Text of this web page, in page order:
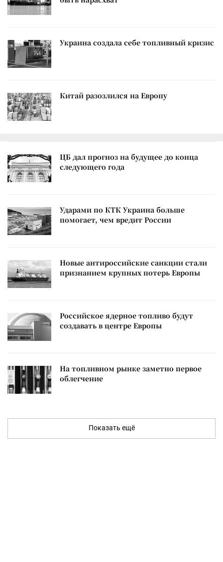
Украина создала себе топливный кризис
Китай разозлился на Европу
ЦБ дал прогноз на будущее до конца
следующего года
Ударами по КТК Украина больше
помогает, чем вредит России
Новые антироссийские санкции стали
признанием крупных потерь Европы
Российское ядерное топливо будут
создавать в центре Европы
На топливном рынке заметно первое
облегчение
Показать ещё